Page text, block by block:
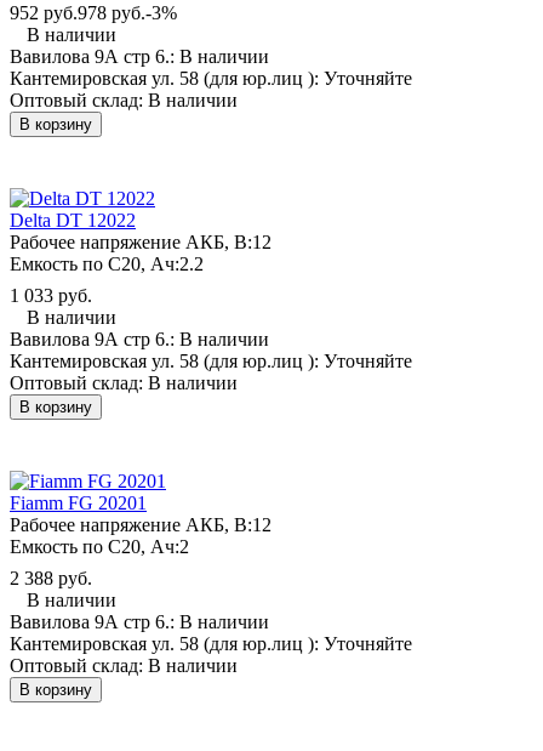
952 руб.978 руб.-3%
В наличии
Вавилова 9А стр 6.: В наличии
Кантемировская ул. 58 (для юр.лиц ): Уточняйте
Оптовый склад: В наличии
В корзину
Delta DT 12022
Рабочее напряжение АКБ, B:12
Емкость по С20, Ач:2.2
1 033 руб.
В наличии
Вавилова 9А стр 6.: В наличии
Кантемировская ул. 58 (для юр.лиц ): Уточняйте
Оптовый склад: В наличии
В корзину
Fiamm FG 20201
Рабочее напряжение АКБ, B:12
Емкость по С20, Ач:2
2 388 руб.
В наличии
Вавилова 9А стр 6.: В наличии
Кантемировская ул. 58 (для юр.лиц ): Уточняйте
Оптовый склад: В наличии
В корзину